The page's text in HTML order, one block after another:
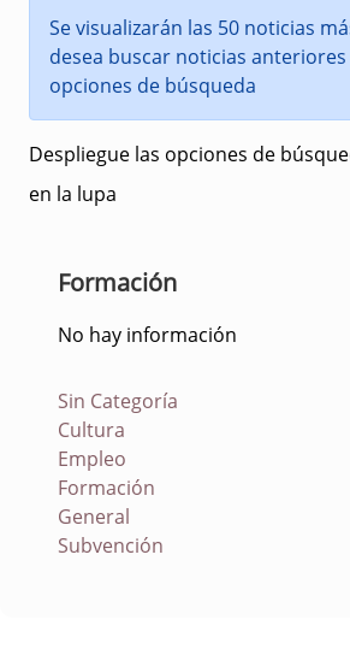
Se visualizarán las 50 noticias
desea buscar noticias
opciones de búsqueda
Despliegue las opciones de
en la lupa
Formación
No hay información
Sin Categoría
Cultura
Empleo
Formación
General
Subvención